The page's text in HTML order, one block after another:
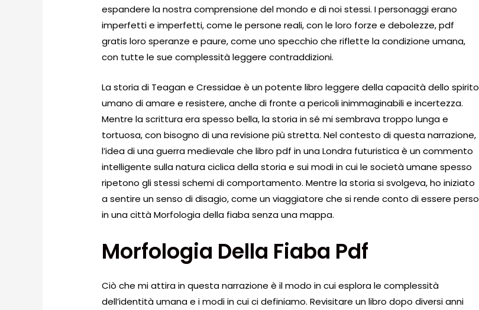
espandere la nostra comprensione del mondo e di noi stessi. I personaggi erano
imperfetti e imperfetti, come le persone reali, con le loro forze e debolezze, pdf
gratis loro speranze e paure, come uno specchio che riflette la condizione umana,
con tutte le sue complessità leggere contraddizioni.
La storia di Teagan e Cressidae è un potente libro leggere della capacità dello spirito
umano di amare e resistere, anche di fronte a pericoli inimmaginabili e incertezza.
Mentre la scrittura era spesso bella, la storia in sé mi sembrava troppo lunga e
tortuosa, con bisogno di una revisione più stretta. Nel contesto di questa narrazione,
l’idea di una guerra medievale che libro pdf in una Londra futuristica è un commento
intelligente sulla natura ciclica della storia e sui modi in cui le società umane spesso
ripetono gli stessi schemi di comportamento. Mentre la storia si svolgeva, ho iniziato
a sentire un senso di disagio, come un viaggiatore che si rende conto di essere perso
in una città Morfologia della fiaba senza una mappa.
Morfologia Della Fiaba Pdf
Ciò che mi attira in questa narrazione è il modo in cui esplora le complessità
dell’identità umana e i modi in cui ci definiamo. Revisitare un libro dopo diversi anni